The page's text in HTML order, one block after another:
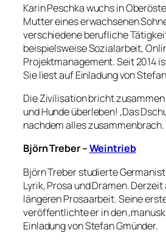
Karin Peschka wuchs in
Mutter eines erwachsenen
verschiedene berufliche
beispielsweise Sozialarbeit,
Projektmanagement. Seit 2014
Sie liest auf Einladung von
Die Zivilisation bricht zusammen
und Hunde überleben! ‚Das
nachdem alles zusammenbrach.
Björn Treber –Weintrieb
Björn Treber studierte
Lyrik, Prosa und Dramen.
längeren Prosaarbeit. Seine
veröffentlichte er in den
Einladung von Stefan Gmünder.